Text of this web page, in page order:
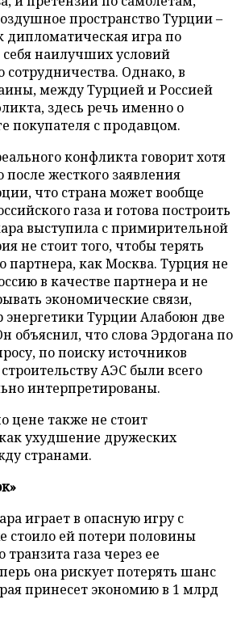
пространство Турции –
дипломатическая игра по
наилучших условий
сотрудничества. Однако, в
между Турцией и Россией
здесь речь именно о
покупателя с продавцом.
конфликта говорит хотя
после жесткого заявления
что страна может вообще
газа и готова построить
выступила с примирительной
не стоит того, чтобы терять
партнера, как Москва. Турция не
в качестве партнера и не
экономические связи,
энергетики Турции Алабоюн две
объяснил, что слова Эрдогана по
по поиску источников
АЭС были всего
интерпретированы.
цене также не стоит
ухудшение дружеских
странами.
играет в опасную игру с
стоило ей потери половины
газа через ее
она рискует потерять шанс
принесет экономию в 1 млрд